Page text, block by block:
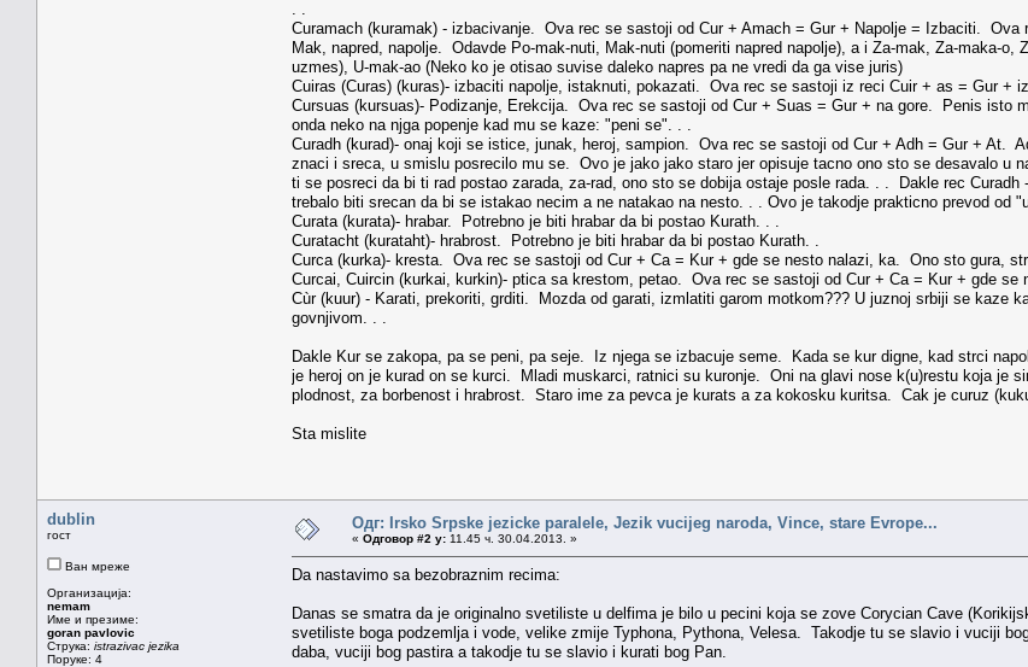
Curamach (kuramak) - izbacivanje. Ova rec se sastoji od Cur + Amach = Gur + Napolje = Izbaciti.
Mak, napred, napolje. Odavde Po-mak-nuti, Mak-nuti (pomeriti napred napolje), a i Za-mak, Za-maka-
uzmes), U-mak-ao (Neko ko je otisao suvise daleko napres pa ne vredi da ga vise juris)
Cuiras (Curas) (kuras)- izbaciti napolje, istaknuti, pokazati. Ova rec se sastoji iz reci Cuir + as = Gur +
Cursuas (kursuas)- Podizanje, Erekcija. Ova rec se sastoji od Cur + Suas = Gur + na gore. Penis isto
onda neko na njga popenje kad mu se kaze: "peni se". . .
Curadh (kurad)- onaj koji se istice, junak, heroj, sampion. Ova rec se sastoji od Cur + Adh = Gur + At.
znaci i sreca, u smislu posrecilo mu se. Ovo je jako jako staro jer opisuje tacno ono sto se desavalo u
ti se posreci da bi ti rad postao zarada, za-rad, ono sto se dobija ostaje posle rada. . . Dakle rec
trebalo biti srecan da bi se istakao necim a ne natakao na nesto. . . Ovo je takodje prakticno prevod od
Curata (kurata)- hrabar. Potrebno je biti hrabar da bi postao Kurath. . .
Curatacht (kurataht)- hrabrost. Potrebno je biti hrabar da bi postao Kurath. .
Curca (kurka)- kresta. Ova rec se sastoji od Cur + Ca = Kur + gde se nesto nalazi, ka. Ono sto gura,
Curcai, Cuircin (kurkai, kurkin)- ptica sa krestom, petao. Ova rec se sastoji od Cur + Ca = Kur + gde
Cùr (kuur) - Karati, prekoriti, grditi. Mozda od garati, izmlatiti garom motkom??? U juznoj srbiji se kaze
govnjivom. . .
Dakle Kur se zakopa, pa se peni, pa seje. Iz njega se izbacuje seme. Kada se kur digne, kad strci
je heroj on je kurad on se kurci. Mladi muskarci, ratnici su kuronje. Oni na glavi nose k(u)restu koja je
plodnost, za borbenost i hrabrost. Staro ime za pevca je kurats a za kokosku kuritsa. Cak je curuz
Sta mislite
dublin
гост
Ван мреже
Организација:
nemam
Име и презиме:
goran pavlovic
Струка: istrazivac jezika
Поруке: 4
Одг: Irsko Srpske jezicke paralele, Jezik vucijeg naroda, Vince, stare Evrope...
« Одговор #2 у: 11.45 ч. 30.04.2013. »
Da nastavimo sa bezobraznim recima:
Danas se smatra da je originalno svetiliste u delfima je bilo u pecini koja se zove Corycian Cave
svetiliste boga podzemlja i vode, velike zmije Typhona, Pythona, Velesa. Takodje tu se slavio i vuciji
daba, vuciji bog pastira a takodje tu se slavio i kurati bog Pan.